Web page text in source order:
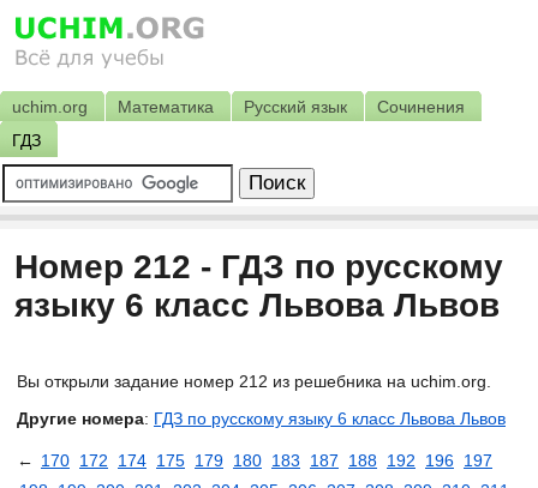
uchim.org Математика Русский язык
Сочинения
ГДЗ
Номер 212 - ГДЗ по русскому
языку 6 класс Львова Львов
Вы открыли задание номер 212 из решебника на uchim.org.
Другие номера: ГДЗ по русскому языку 6 класс Львова Львов
← 170 172 174 175 179 180 183 187 188 192 196 197